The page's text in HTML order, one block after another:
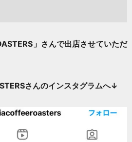
」さんで出店させていただ
さんのインスタグラムへ↓